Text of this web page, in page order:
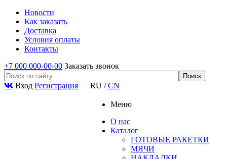
Новости
Как заказать
Доставка
Условия оплаты
Контакты
+7 000 000-00-00 Заказать звонок
Вход Регистрация RU /CN
Меню
О нас
Каталог
ГОТОВЫЕ РАКЕТКИ
МЯЧИ